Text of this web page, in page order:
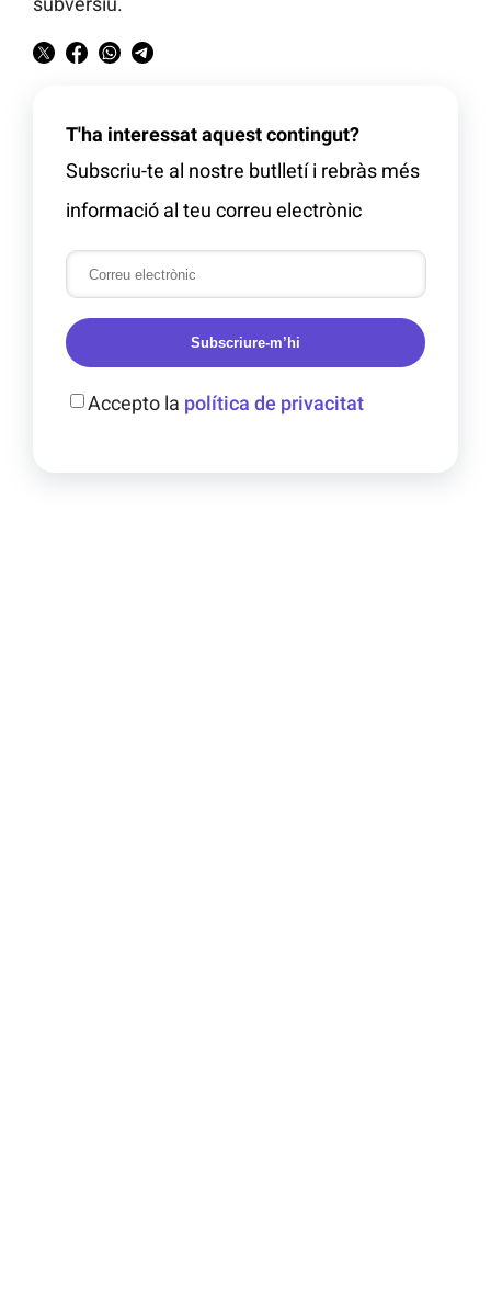
T'ha interessat aquest contingut?
Subscriu-te al nostre butlletí i rebràs més
informació al teu correu electrònic
Subscriure-m’hi
Accepto la política de privacitat